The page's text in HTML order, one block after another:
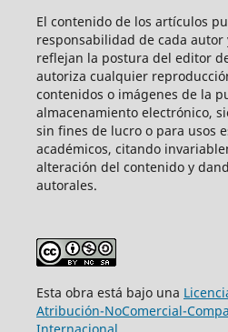
El contenido de los artículos
responsabilidad de cada
reflejan la postura del editor
autoriza cualquier
contenidos o imágenes de la
almacenamiento electrónico,
sin fines de lucro o para usos
académicos, citando
alteración del contenido y
autorales.
Esta obra está bajo una
Atribución-NoComercial-
Internacional